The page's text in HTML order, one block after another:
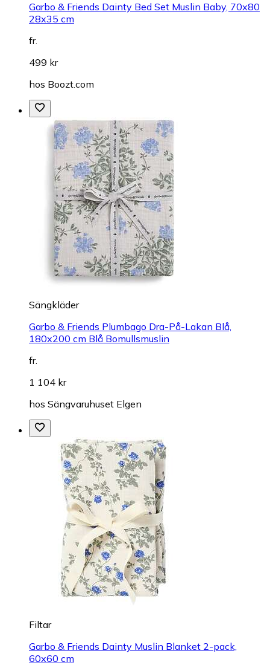
Garbo & Friends Dainty Bed Set Muslin Baby, 70x80
28x35 cm
fr.
499 kr
hos Boozt.com
Sängkläder
Garbo & Friends Plumbago Dra-På-Lakan Blå,
180x200 cm Blå Bomullsmuslin
fr.
1 104 kr
hos Sängvaruhuset Elgen
Filtar
Garbo & Friends Dainty Muslin Blanket 2-pack,
60x60 cm